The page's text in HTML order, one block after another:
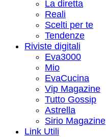
La diretta
Reali
Scelti per te
Tendenze
Riviste digitali
Eva3000
Mio
EvaCucina
Vip Magazine
Tutto Gossip
Astrella
Sirio Magazine
Link Utili